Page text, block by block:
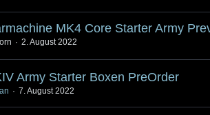
MK4 Core Starter Army
2. August 2022
Army Starter Boxen PreOrder
7. August 2022